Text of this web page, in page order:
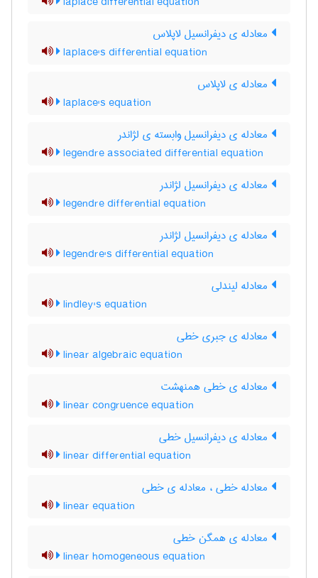
معادله ی دیفرانسیل لاپلاس
laplace's differential equation
معادله ی لاپلاس
laplace's equation
معادله ی دیفرانسیل وابسته ی لژاندر
legendre associated differential equation
معادله ی دیفرانسیل لژاندر
legendre differential equation
معادله ی دیفرانسیل لژاندر
legendre's differential equation
معادله لیندلی
lindley's equation
معادله ی جبری خطی
linear algebraic equation
معادله ی خطی همنهشت
linear congruence equation
معادله ی دیفرانسیل خطی
linear differential equation
معادله خطی ، معادله ی خطی
linear equation
معادله ی همگن خطی
linear homogeneous equation